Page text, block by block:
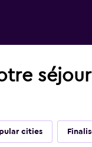
cities